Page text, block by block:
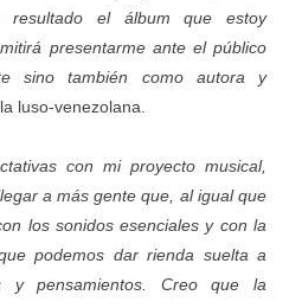
el álbum que estoy
presentarme ante el público
sino también como autora y
luso-venezolana.
con mi proyecto musical,
a más gente que, al igual que
los sonidos esenciales y con la
podemos dar rienda suelta a
y pensamientos. Creo que la